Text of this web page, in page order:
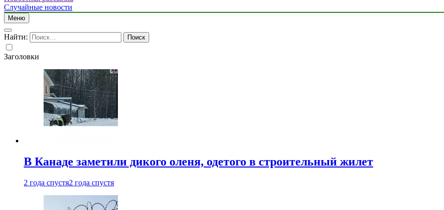
Случайные новости
Меню
Найти:
Заголовки
В Канаде заметили дикого оленя, одетого в строительный жилет
2 года спустя2 года спустя